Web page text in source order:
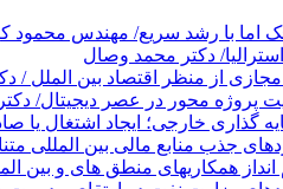
اما با رشد سریع/ مهندس محمود
دکتر محمد وصال
از منظر اقتصاد بین الملل /
پروژه محور در عصر دیجیتال/
گذاری خارجی؛ ایجاد اشتغال
جذب منابع مالی بین المللی
همکاریهای منطق های و بین